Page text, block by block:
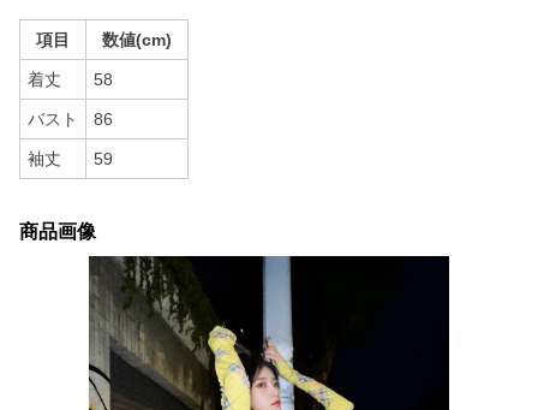
項目 数値(cm)
着丈 58
バスト 86
袖丈 59
商品画像